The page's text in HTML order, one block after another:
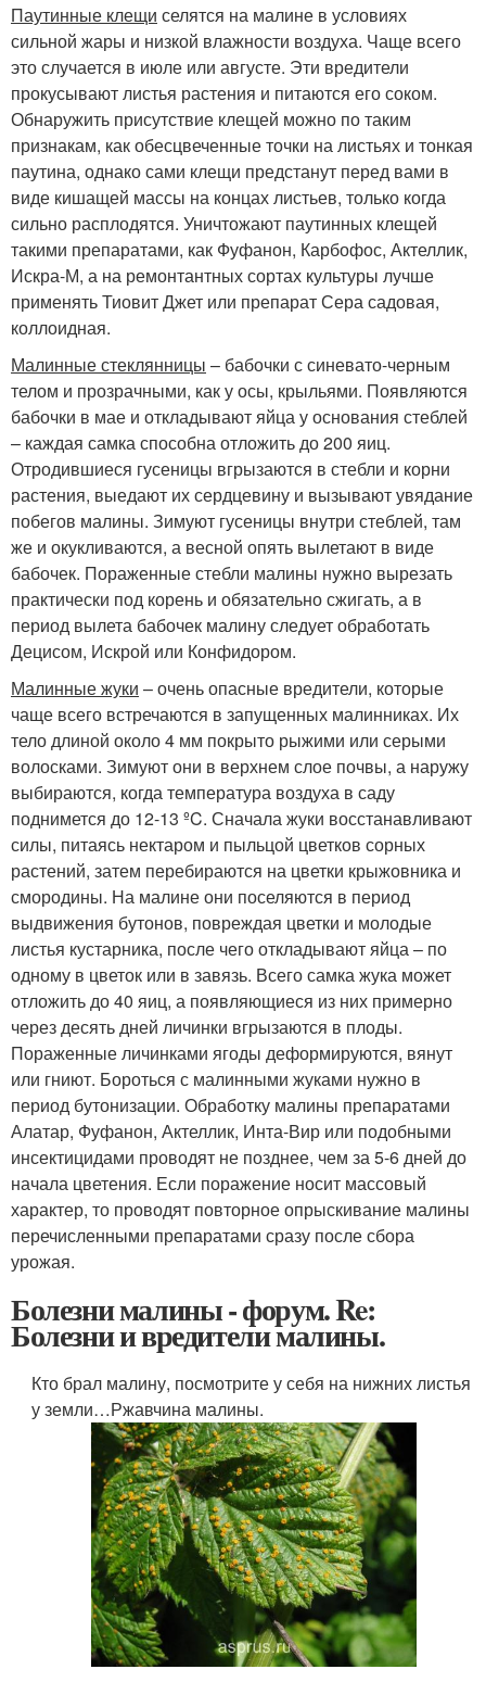
Паутинные клещи селятся на малине в условиях
сильной жары и низкой влажности воздуха. Чаще всего
это случается в июле или августе. Эти вредители
прокусывают листья растения и питаются его соком.
Обнаружить присутствие клещей можно по таким
признакам, как обесцвеченные точки на листьях и тонкая
паутина, однако сами клещи предстанут перед вами в
виде кишащей массы на концах листьев, только когда
сильно расплодятся. Уничтожают паутинных клещей
такими препаратами, как Фуфанон, Карбофос, Актеллик,
Искра-М, а на ремонтантных сортах культуры лучше
применять Тиовит Джет или препарат Сера садовая,
коллоидная.
Малинные стеклянницы – бабочки с синевато-черным
телом и прозрачными, как у осы, крыльями. Появляются
бабочки в мае и откладывают яйца у основания стеблей
– каждая самка способна отложить до 200 яиц.
Отродившиеся гусеницы вгрызаются в стебли и корни
растения, выедают их сердцевину и вызывают увядание
побегов малины. Зимуют гусеницы внутри стеблей, там
же и окукливаются, а весной опять вылетают в виде
бабочек. Пораженные стебли малины нужно вырезать
практически под корень и обязательно сжигать, а в
период вылета бабочек малину следует обработать
Децисом, Искрой или Конфидором.
Малинные жуки – очень опасные вредители, которые
чаще всего встречаются в запущенных малинниках. Их
тело длиной около 4 мм покрыто рыжими или серыми
волосками. Зимуют они в верхнем слое почвы, а наружу
выбираются, когда температура воздуха в саду
поднимется до 12-13 ºC. Сначала жуки восстанавливают
силы, питаясь нектаром и пыльцой цветков сорных
растений, затем перебираются на цветки крыжовника и
смородины. На малине они поселяются в период
выдвижения бутонов, повреждая цветки и молодые
листья кустарника, после чего откладывают яйца – по
одному в цветок или в завязь. Всего самка жука может
отложить до 40 яиц, а появляющиеся из них примерно
через десять дней личинки вгрызаются в плоды.
Пораженные личинками ягоды деформируются, вянут
или гниют. Бороться с малинными жуками нужно в
период бутонизации. Обработку малины препаратами
Алатар, Фуфанон, Актеллик, Инта-Вир или подобными
инсектицидами проводят не позднее, чем за 5-6 дней до
начала цветения. Если поражение носит массовый
характер, то проводят повторное опрыскивание малины
перечисленными препаратами сразу после сбора
урожая.
Болезни малины - форум. Re:
Болезни и вредители малины.
Кто брал малину, посмотрите у себя на нижних листья
у земли…Ржавчина малины.